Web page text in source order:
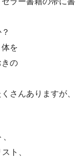
を
きの
さんありますが、
ト、